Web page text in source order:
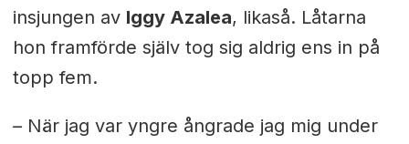
insjungen av Iggy Azalea, likaså. Låtarna
hon framförde själv tog sig aldrig ens in på
topp fem.
– När jag var yngre ångrade jag mig under